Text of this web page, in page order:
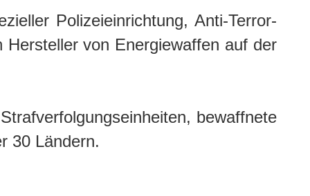
Polizeieinrichtung, Anti-Terror-
von Energiewaffen auf der
bewaffnete
30 Ländern.